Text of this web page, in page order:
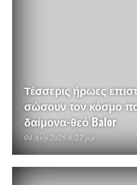
Τέσσερις ήρωες
σώσουν τον κόσμο
δαίμονα-θεό Balor
04 Αυγ 2026 6:27 μμ